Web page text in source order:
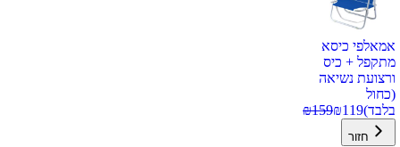
אמאלפי כיסא
מתקפל + כיס
ורצועת נשיאה
(כחול
בלבד)
₪119
₪159
חזור